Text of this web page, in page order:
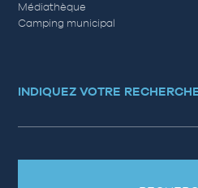
Médiathèque
Camping municipal
INDIQUEZ VOTRE